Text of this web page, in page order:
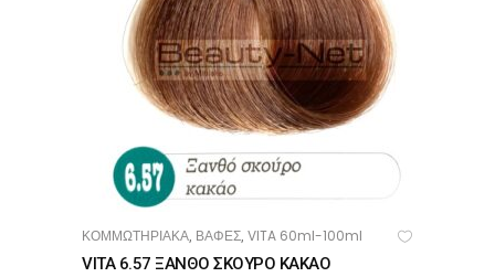
ΠΡΟΣΘΉΚΗ ΣΤΟ ΚΑΛΆΘΙ
ΚΟΜΜΩΤΗΡΙΑΚΑ ΒΑΦΕΣ VITA 60ml-100ml
VITA 6.57 ΞΑΝΘΟ ΣΚΟΥΡΟ ΚΑΚΑΟ